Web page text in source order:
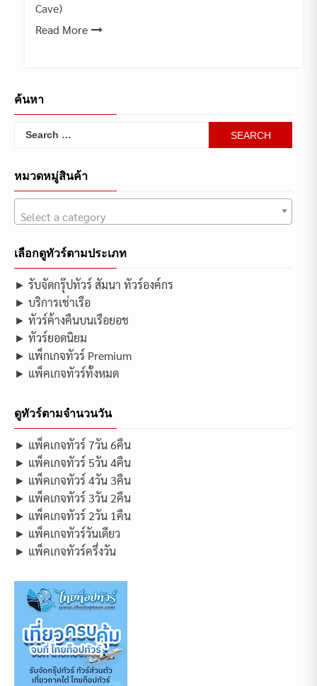
Cave)
Read More
ค้นหา
Search
หมวดหมู่สินค้า
Select a category
เลือกดูทัวร์ตามประเภท
► รับจัดกรุ๊ปทัวร์ สัมนา ทัวร์องค์กร
► บริการเช่าเรือ
► ทัวร์ค้างคืนบนเรือยอช
► ทัวร์ยอดนิยม
► แพ็กเกจทัวร์ Premium
► แพ็คเกจทัวร์ทั้งหมด
ดูทัวร์ตามจำนวนวัน
► แพ็คเกจทัวร์ 7วัน 6คืน
► แพ็คเกจทัวร์ 5วัน 4คืน
► แพ็คเกจทัวร์ 4วัน 3คืน
► แพ็คเกจทัวร์ 3วัน 2คืน
► แพ็คเกจทัวร์ 2วัน 1คืน
► แพ็คเกจทัวร์วันเดียว
► แพ็คเกจทัวร์ครึ่งวัน